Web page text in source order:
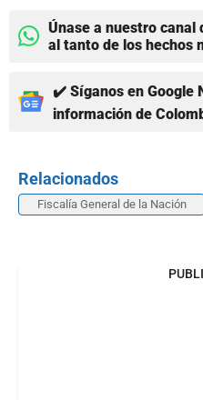
Únase a nuestro canal
al tanto de los hechos
✔️ Síganos en Google
información de
Relacionados
Fiscalía General de la Nación